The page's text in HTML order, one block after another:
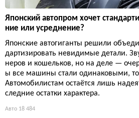
Японский автопром хочет
ние или усреднение?
Японские автогиганты решили
дартизировать невидимые детали.
неров и кошельков, но на деле —
ы все машины стали одинаковыми,
Автомобилистам остаётся лишь
следние остатки характера.
Авто 18 484